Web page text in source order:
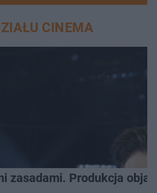
CINEMA
zasadami. Produkcja